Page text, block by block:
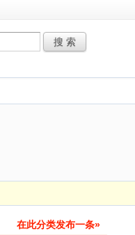
搜 索
在此分类发布一条»